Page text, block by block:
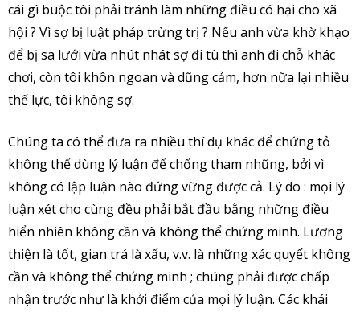
cái gì buộc tôi phải tránh làm những điều có hại cho xã
hội ? Vì sợ bị luật pháp trừng trị ? Nếu anh vừa khờ khạo
để bị sa lưới vừa nhút nhát sợ đi tù thì anh đi chỗ khác
chơi, còn tôi khôn ngoan và dũng cảm, hơn nữa lại nhiều
thế lực, tôi không sợ.
Chúng ta có thể đưa ra nhiều thí dụ khác để chứng tỏ
không thể dùng lý luận để chống tham nhũng, bởi vì
không có lập luận nào đứng vững được cả. Lý do : mọi lý
luận xét cho cùng đều phải bắt đầu bằng những điều
hiển nhiên không cần và không thể chứng minh. Lương
thiện là tốt, gian trá là xấu, v.v. là những xác quyết không
cần và không thể chứng minh ; chúng phải được chấp
nhận trước như là khởi điểm của mọi lý luận. Các khái